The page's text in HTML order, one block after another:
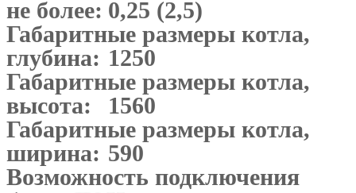
не более: 0,25 (2,5)
Габаритные размеры котла,
глубина: 1250
Габаритные размеры котла,
высота:
1560
Габаритные размеры котла,
ширина: 590
Возможность подключения